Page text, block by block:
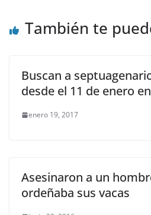
También te
Buscan a
desde el 11 de enero
enero 19, 2017
Asesinaron a un
ordeñaba sus vacas